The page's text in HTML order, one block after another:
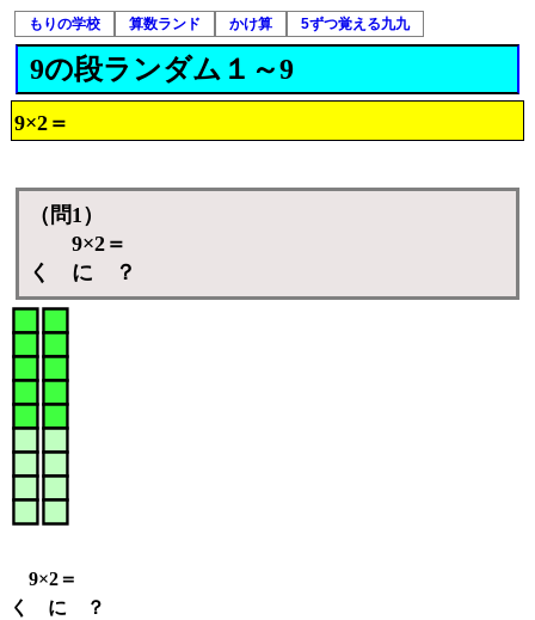
もりの学校 算数ランド かけ算 5ずつ覚える九九
9の段ランダム１～9
9×2＝
（問1）
9×2＝
く に ？
9×2＝
く に ？